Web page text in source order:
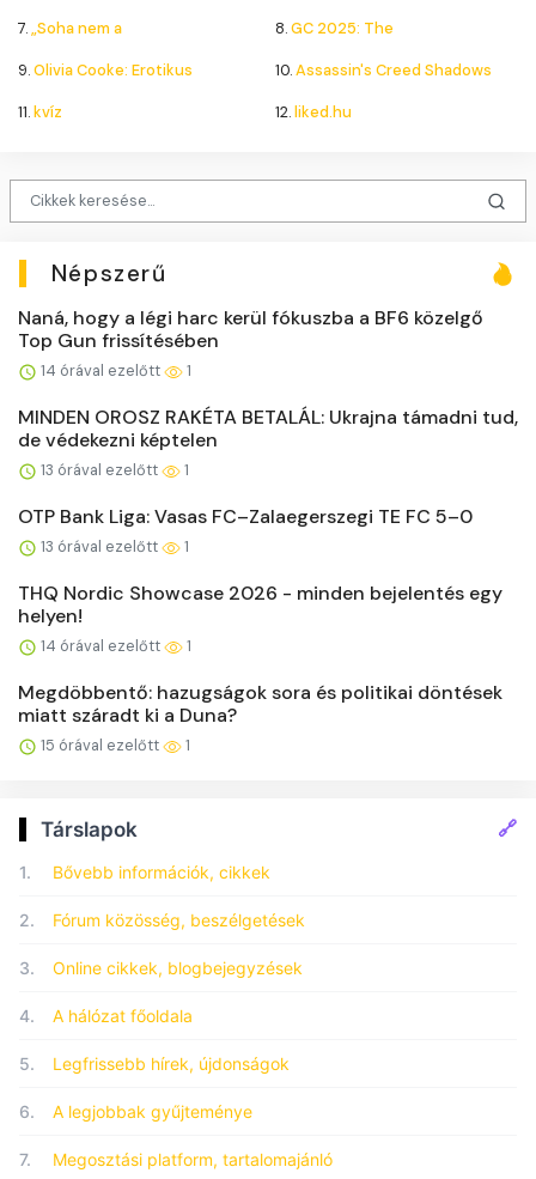
7.„Soha nem a 8.GC 2025: The
9.Olivia Cooke: Erotikus 10.Assassin's Creed Shadows
11.kvíz 12.liked.hu
Népszerű
Naná, hogy a légi harc kerül fókuszba a BF6 közelgő
Top Gun frissítésében
14 órával ezelőtt 1
MINDEN OROSZ RAKÉTA BETALÁL: Ukrajna támadni tud,
de védekezni képtelen
13 órával ezelőtt 1
OTP Bank Liga: Vasas FC–Zalaegerszegi TE FC 5–0
13 órával ezelőtt 1
THQ Nordic Showcase 2026 - minden bejelentés egy
helyen!
14 órával ezelőtt 1
Megdöbbentő: hazugságok sora és politikai döntések
miatt száradt ki a Duna?
15 órával ezelőtt 1
Társlapok 🔗
1. Bővebb információk, cikkek
2. Fórum közösség, beszélgetések
3. Online cikkek, blogbejegyzések
4. A hálózat főoldala
5. Legfrissebb hírek, újdonságok
6. A legjobbak gyűjteménye
7. Megosztási platform, tartalomajánló